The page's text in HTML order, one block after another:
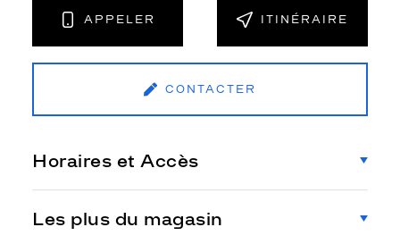
APPELER ITINÉRAIRE
CONTACTER
Horaires et Accès
Les plus du magasin